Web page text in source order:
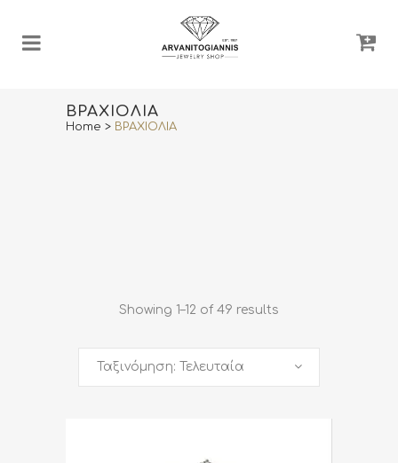
ΒΡΑΧΙΟΛΙΑ
Home > ΒΡΑΧΙΟΛΙΑ
Showing 1–12 of 49 results
Ταξινόμηση: Τελευταία